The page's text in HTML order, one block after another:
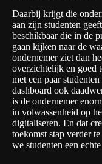
Daarbij krijgt die
aan zijn studenten
beschikbaar die in de
gaan kijken naar de
ondernemer ziet dan
overzichtelijk en goed
met een paar
dashboard ook
is de ondernemer
in volwassenheid op
digitaliseren. En dat
toekomst stap verder
we studenten een